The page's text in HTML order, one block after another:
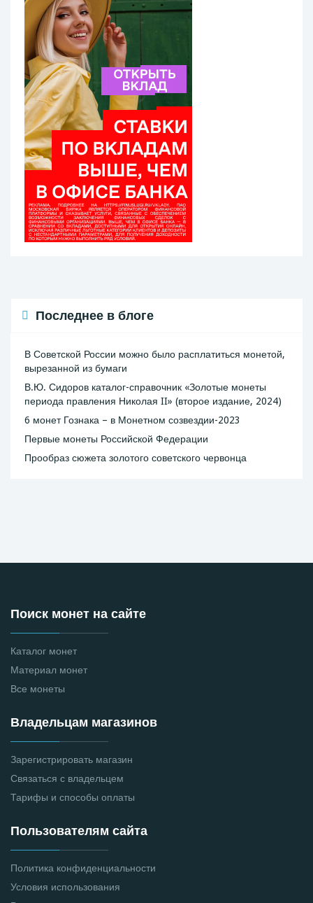
Последнее в блоге
В Советской России можно было расплатиться монетой,
вырезанной из бумаги
В.Ю. Сидоров каталог-справочник «Золотые монеты
периода правления Николая II» (второе издание, 2024)
6 монет Гознака – в Монетном созвездии-2023
Первые монеты Российской Федерации
Прообраз сюжета золотого советского червонца
Поиск монет на сайте
Каталог монет
Материал монет
Все монеты
Владельцам магазинов
Зарегистрировать магазин
Связаться с владельцем
Тарифы и способы оплаты
Пользователям сайта
Политика конфиденциальности
Условия использования